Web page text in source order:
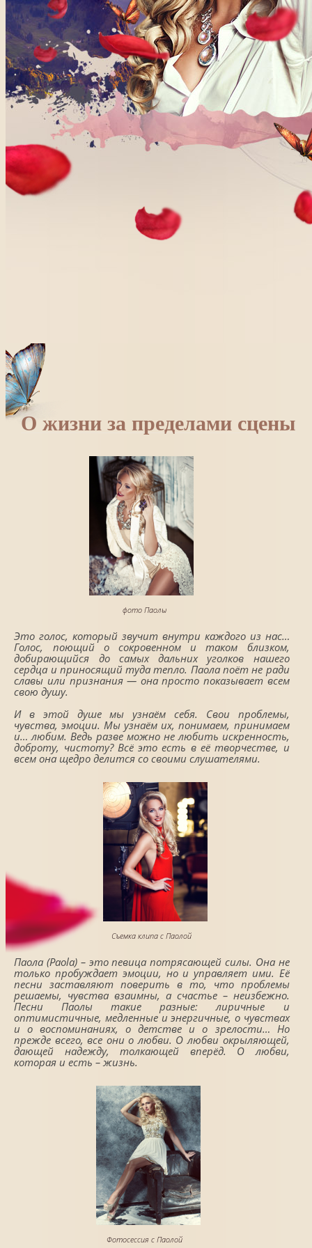
О жизни за пределами сцены
фото Паолы
Это голос, который звучит внутри каждого из нас…
Голос, поющий о сокровенном и таком близком,
добирающийся до самых дальних уголков нашего
сердца и приносящий туда тепло. Паола поёт не ради
славы или признания — она просто показывает всем
свою душу.
И в этой душе мы узнаём себя. Свои проблемы,
чувства, эмоции. Мы узнаём их, понимаем, принимаем
и… любим. Ведь разве можно не любить искренность,
доброту, чистоту? Всё это есть в её творчестве, и
всем она щедро делится со своими слушателями.
Съемка клипа с Паолой
Паола (Paola) – это певица потрясающей силы. Она не
только пробуждает эмоции, но и управляет ими. Её
песни заставляют поверить в то, что проблемы
решаемы, чувства взаимны, а счастье – неизбежно.
Песни Паолы такие разные: лиричные и
оптимистичные, медленные и энергичные, о чувствах
и о воспоминаниях, о детстве и о зрелости… Но
прежде всего, все они о любви. О любви окрыляющей,
дающей надежду, толкающей вперёд. О любви,
которая и есть – жизнь.
Фотосессия с Паолой